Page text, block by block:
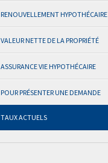
RENOUVELLEMENT HYPOTHÉCAIRE
VALEUR NETTE DE LA PROPRIÉTÉ
ASSURANCE VIE HYPOTHÉCAIRE
POUR PRÉSENTER UNE DEMANDE
TAUX ACTUELS